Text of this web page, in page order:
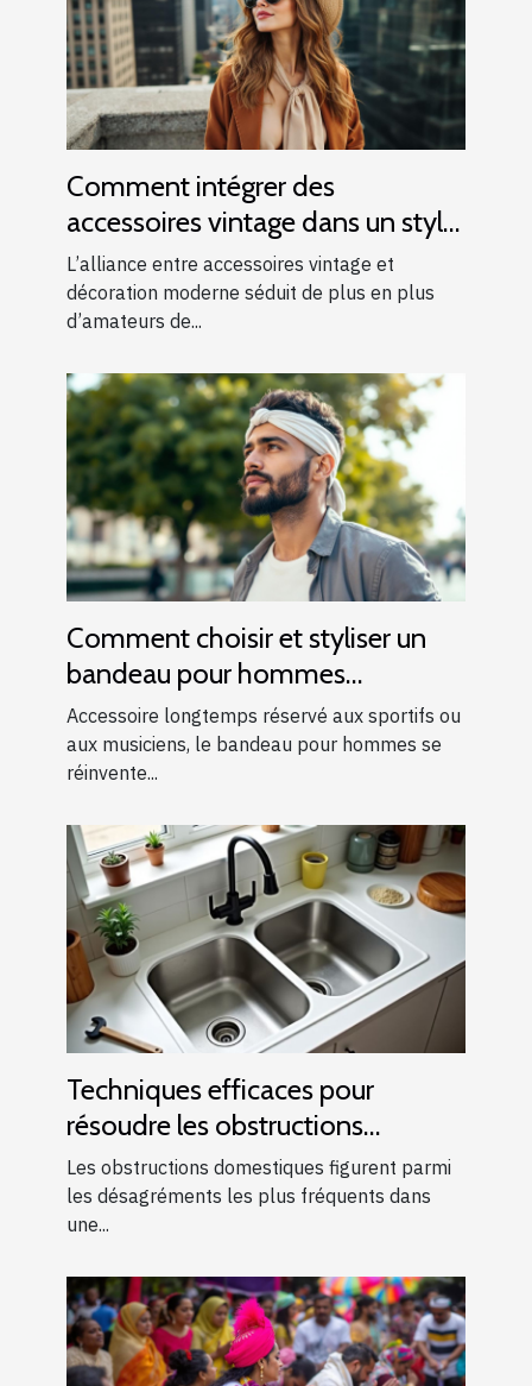
Comment intégrer des
accessoires vintage dans un style
moderne ?
L’alliance entre accessoires vintage et
décoration moderne séduit de plus en plus
d’amateurs de...
Comment choisir et styliser un
bandeau pour hommes
modernes ?
Accessoire longtemps réservé aux sportifs ou
aux musiciens, le bandeau pour hommes se
réinvente...
Techniques efficaces pour
résoudre les obstructions
domestiques courantes
Les obstructions domestiques figurent parmi
les désagréments les plus fréquents dans
une...